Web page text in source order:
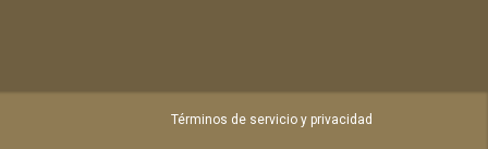
Términos de servicio y privacidad